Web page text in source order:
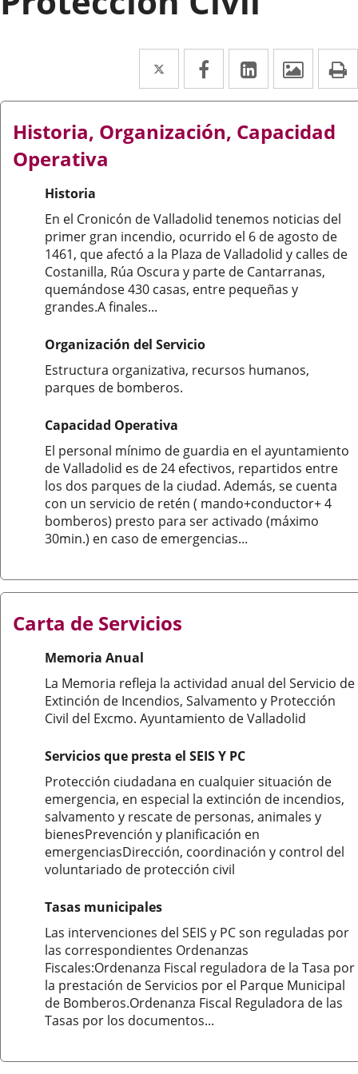
Twitter
Enlace
a
aplicación
Facebook
Enlace
a
aplicación
Linkedin
Enlace
a
aplicación
Historia, Organización, Capacidad
Operativa
Historia
En el Cronicón de Valladolid tenemos noticias del
primer gran incendio, ocurrido el 6 de agosto de
1461, que afectó a la Plaza de Valladolid y calles de
Costanilla, Rúa Oscura y parte de Cantarranas,
quemándose 430 casas, entre pequeñas y
grandes.A finales...
Organización del Servicio
Estructura organizativa, recursos humanos,
parques de bomberos.
Capacidad Operativa
El personal mínimo de guardia en el ayuntamiento
de Valladolid es de 24 efectivos, repartidos entre
los dos parques de la ciudad. Además, se cuenta
con un servicio de retén ( mando+conductor+ 4
bomberos) presto para ser activado (máximo
30min.) en caso de emergencias...
Carta de Servicios
Memoria Anual
La Memoria refleja la actividad anual del Servicio de
Extinción de Incendios, Salvamento y Protección
Civil del Excmo. Ayuntamiento de Valladolid
Servicios que presta el SEIS Y PC
Protección ciudadana en cualquier situación de
emergencia, en especial la extinción de incendios,
salvamento y rescate de personas, animales y
bienesPrevención y planificación en
emergenciasDirección, coordinación y control del
voluntariado de protección civil
Tasas municipales
Las intervenciones del SEIS y PC son reguladas por
las correspondientes Ordenanzas
Fiscales:Ordenanza Fiscal reguladora de la Tasa por
la prestación de Servicios por el Parque Municipal
de Bomberos.Ordenanza Fiscal Reguladora de las
Tasas por los documentos...